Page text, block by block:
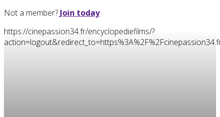
Not a member? Join today
https://cinepassion34.fr/encyclopediefilms/?